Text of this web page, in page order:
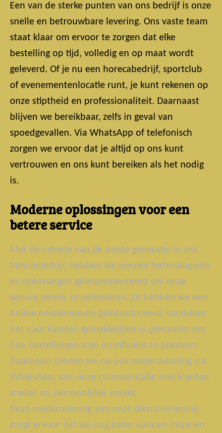
Een van de sterke punten van ons bedrijf is onze
snelle en betrouwbare levering. Ons vaste team
staat klaar om ervoor te zorgen dat elke
bestelling op tijd, volledig en op maat wordt
geleverd. Of je nu een horecabedrijf, sportclub
of evenementenlocatie runt, je kunt rekenen op
onze stiptheid en professionaliteit. Daarnaast
blijven we bereikbaar, zelfs in geval van
spoedgevallen. Via WhatsApp of telefonisch
zorgen we ervoor dat je altijd op ons kunt
vertrouwen en ons kunt bereiken als het nodig
is.
Moderne oplossingen voor een
betere service
Met de intrede van de derde generatie in ons
familiebedrijf, hebben we nieuwe technologieën
en oplossingen geïmplementeerd om onze
service verder te verbeteren. Zo hebben we een
online bestelmodule geïntroduceerd, waardoor
het voor klanten gemakkelijker is geworden om
hun bestellingen snel en efficiënt te plaatsen.
Daarnaast bieden we nu ook ondersteuning via
WhatsApp, wat onze communicatie met klanten
sneller en persoonlijker maakt.
Deze modernisering van onze dienstverlening
zorgt ervoor dat we nog beter kunnen inspelen